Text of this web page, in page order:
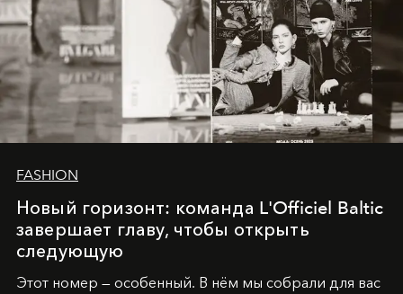
FASHION
Новый горизонт: команда L'Officiel Baltic
завершает главу, чтобы открыть
следующую
Этот номер — особенный. В нём мы собрали для вас